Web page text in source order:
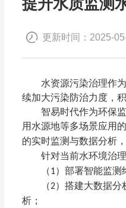
提升水质监测
更新时间：2025-
水资源污染治理作
续加大污染防治力度，
智易时代作为环保
用水源地等多场景应用
的实时监测与数据分析
针对当前水环境治
（1） 部署智能监测
（2） 搭建大数据分
析；